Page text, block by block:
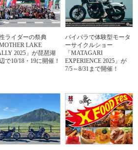
ライダーの祭典
MOTHER LAKE
2025」が琵琶湖
で10/18・19に開催！
バイパラで体験型モータ
ーサイクルショー
「MATAGARI
EXPERIENCE 2025」が
7/5～8/31まで開催！